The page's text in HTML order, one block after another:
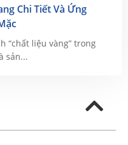
Chi Tiết Và Ứng
“chất liệu vàng” trong
sản...